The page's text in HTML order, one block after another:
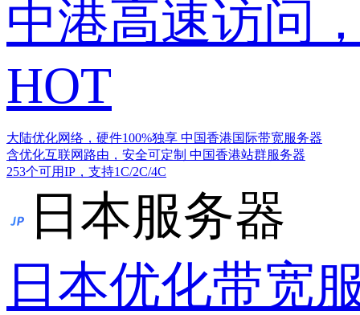
中港高速访问
HOT
大陆优化网络，硬件100%独享 中国香港国际带宽服务器
含优化互联网路由，安全可定制 中国香港站群服务器
253个可用IP，支持1C/2C/4C
日本服务器
日本优化带宽